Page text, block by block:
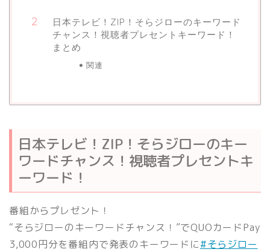
日本テレビ！ZIP！そらジローのキーワード
チャンス！視聴者プレセントキーワード！
まとめ
関連
日本テレビ！ZIP！そらジローのキー
ワードチャンス！視聴者プレセントキ
ーワード！
番組からプレゼント！
“そらジローのキーワードチャンス！”でQUOカードPay
3,000円分を番組内で発表のキーワードに#そらジロー